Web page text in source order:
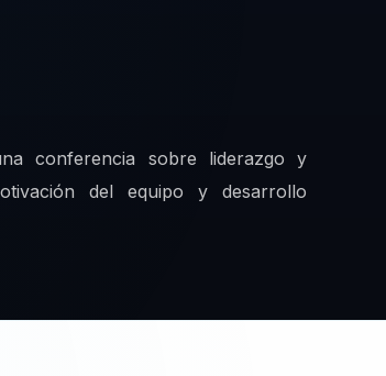
conferencia sobre liderazgo y
del equipo y desarrollo